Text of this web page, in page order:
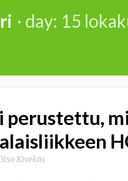
· day: 15
perustettu,
Kivekäs